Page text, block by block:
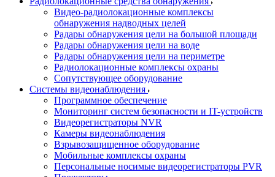
Видео-радиолокационные комплексы
обнаружения надводных целей
Радары обнаружения цели на большой площади
Радары обнаружения цели на воде
Радары обнаружения цели на периметре
Радиолокационные комплексы охраны
Сопутствующее оборудование
Системы видеонаблюдения
Программное обеспечение
Мониторинг систем безопасности и IT-устройств
Видеорегистраторы NVR
Камеры видеонаблюдения
Взрывозащищенное оборудование
Мобильные комплексы охраны
Персональные носимые видеорегистраторы PVR